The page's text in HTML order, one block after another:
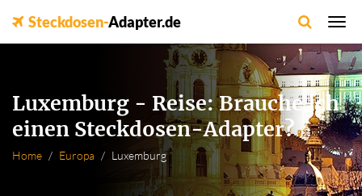
Steckdosen-Adapter.de
Luxemburg - Reise: Brauche ich
einen Steckdosen-Adapter?
Home Europa Luxemburg